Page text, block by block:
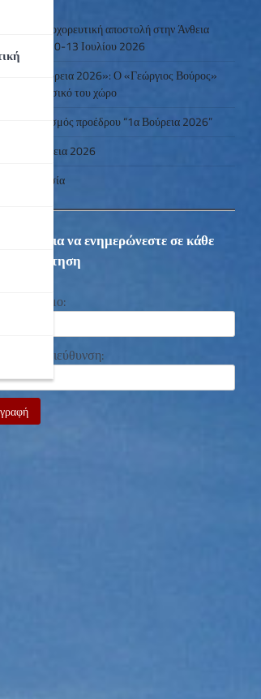
Μουσικοχορευτική αποστολή στην Άνθεια
Έβρου 10-13 Ιουλίου 2026
«1α Βούρεια 2026»: Ο «Γεώργιος Βούρος»
στον φυσικό του χώρο
Χαιρετισμός προέδρου “1α Βούρεια 2026”
1α Βούρεια 2026
Αιμοδοσία
για να ενημερώνεστε σε κάθε
μας ανάρτηση
διεύθυνση: